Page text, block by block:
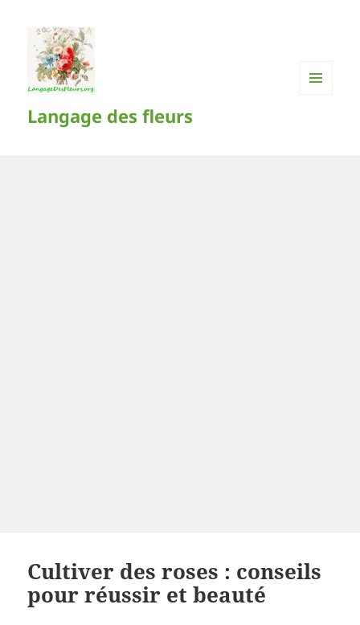
Langage des fleurs
Cultiver des roses : conseils
pour réussir et beauté